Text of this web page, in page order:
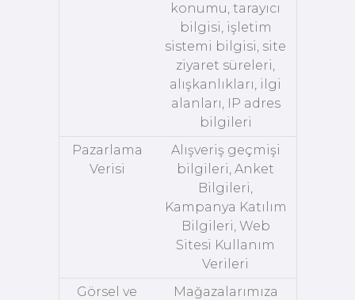
konumu, tarayıcı
bilgisi, işletim
sistemi bilgisi, site
ziyaret süreleri,
alışkanlıkları, ilgi
alanları, IP adres
bilgileri
Pazarlama
Verisi
Alışveriş geçmişi
bilgileri, Anket
Bilgileri,
Kampanya Katılım
Bilgileri, Web
Sitesi Kullanım
Verileri
Görsel ve
Mağazalarımıza